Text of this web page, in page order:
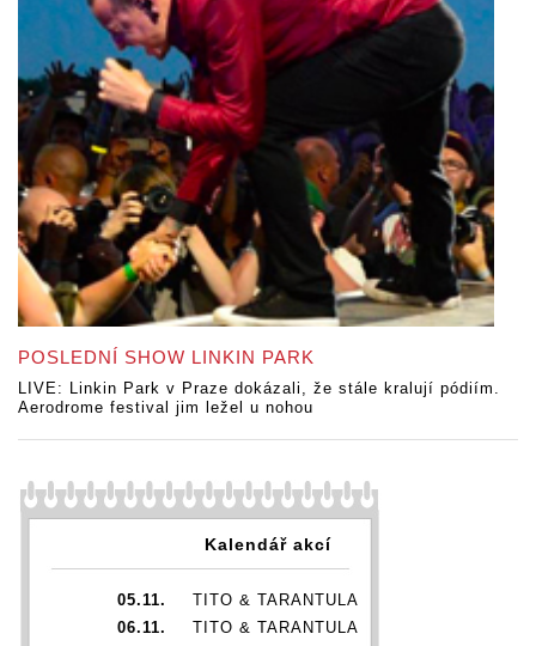
POSLEDNÍ SHOW LINKIN PARK
LIVE: Linkin Park v Praze dokázali, že stále kralují pódiím.
Aerodrome festival jim ležel u nohou
Kalendář akcí
05.11.
TITO & TARANTULA
06.11.
TITO & TARANTULA